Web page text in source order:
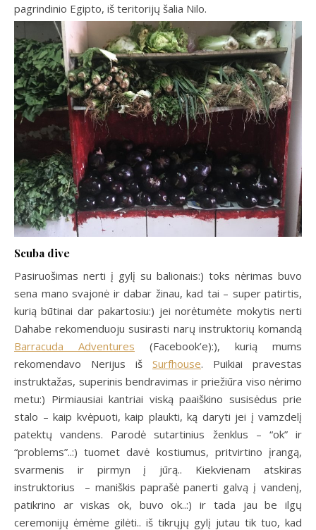
pagrindinio Egipto, iš teritorijų šalia Nilo.
Scuba dive
Pasiruošimas nerti į gylį su balionais:) toks nėrimas buvo
sena mano svajonė ir dabar žinau, kad tai – super patirtis,
kurią būtinai dar pakartosiu:) jei norėtumėte mokytis nerti
Dahabe rekomenduoju susirasti narų instruktorių komandą
Barracuda Adventures (Facebook’e):), kurią mums
rekomendavo Nerijus iš Surfhouse. Puikiai pravestas
instruktažas, superinis bendravimas ir priežiūra viso nėrimo
metu:) Pirmiausiai kantriai viską paaiškino susisėdus prie
stalo – kaip kvėpuoti, kaip plaukti, ką daryti jei į vamzdelį
patektų vandens. Parodė sutartinius ženklus – “ok” ir
“problems”..:) tuomet davė kostiumus, pritvirtino įrangą,
svarmenis ir pirmyn į jūrą.. Kiekvienam atskiras
instruktorius – maniškis paprašė panerti galvą į vandenį,
patikrino ar viskas ok, buvo ok..:) ir tada jau be ilgų
ceremonijų ėmėme gilėti.. iš tikrųjų gylį jutau tik tuo, kad